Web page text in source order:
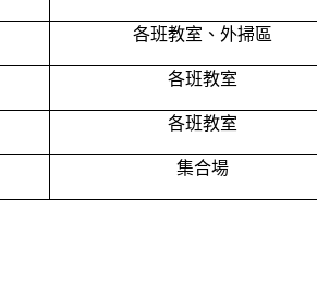
各班教室、外掃區
各班教室
各班教室
集合場